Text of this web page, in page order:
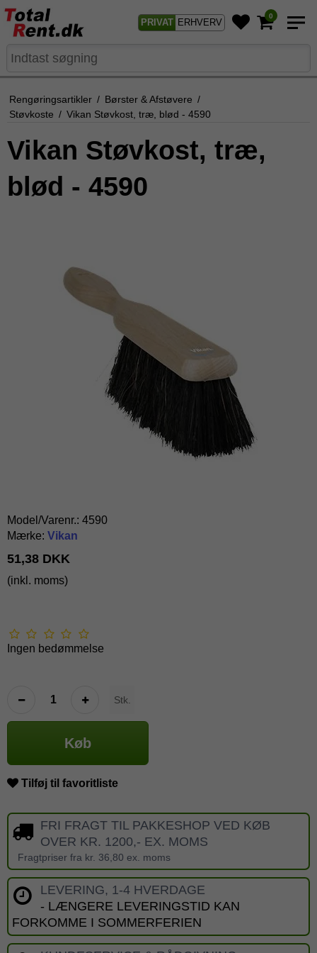
PRIVAT ERHVERV
0
Rengøringsartikler / Børster & Afstøvere /
Støvkoste / Vikan Støvkost, træ, blød - 4590
Vikan Støvkost, træ,
blød - 4590
Model/Varenr.: 4590
Mærke: Vikan
51,38 DKK
(inkl. moms)
Ingen bedømmelse
Stk.
Køb
Tilføj til favoritliste
FRI FRAGT TIL PAKKESHOP VED KØB
OVER KR. 1200,- EX. MOMS
Fragtpriser fra kr. 36,80 ex. moms
LEVERING, 1-4 HVERDAGE
- LÆNGERE LEVERINGSTID KAN
FORKOMME I SOMMERFERIEN